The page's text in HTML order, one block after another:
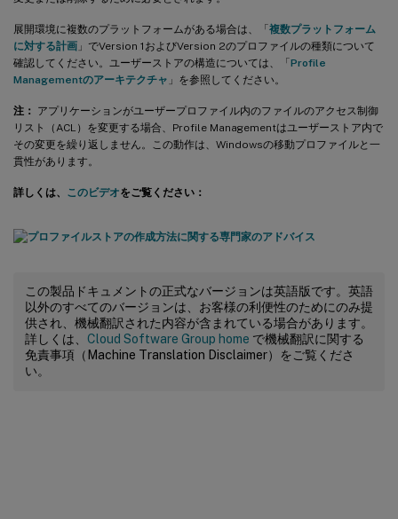
展開環境に複数のプラットフォームがある場合は、「複数プラットフォーム
に対する計画 」でVersion 1およびVersion 2のプロファイルの種類について
確認してください。ユーザーストアの構造については、「Profile
Managementのアーキテクチャ 」を参照してください。
注：
アプリケーションがユーザープロファイル内のファイルのアクセス制御
リスト（ACL）を変更する場合、Profile Managementはユーザーストア内で
その変更を繰り返しません。この動作は、Windowsの移動プロファイルと一
貫性があります。
詳しくは、 このビデオをご覧ください：
この製品ドキュメントの正式なバージョンは英語版です。英語
以外のすべてのバージョンは、お客様の利便性のためにのみ提
供され、機械翻訳された内容が含まれている場合があります。
詳しくは、 Cloud Software Group home で機械翻訳に関する
免責事項（Machine Translation Disclaimer）をご覧くださ
い。